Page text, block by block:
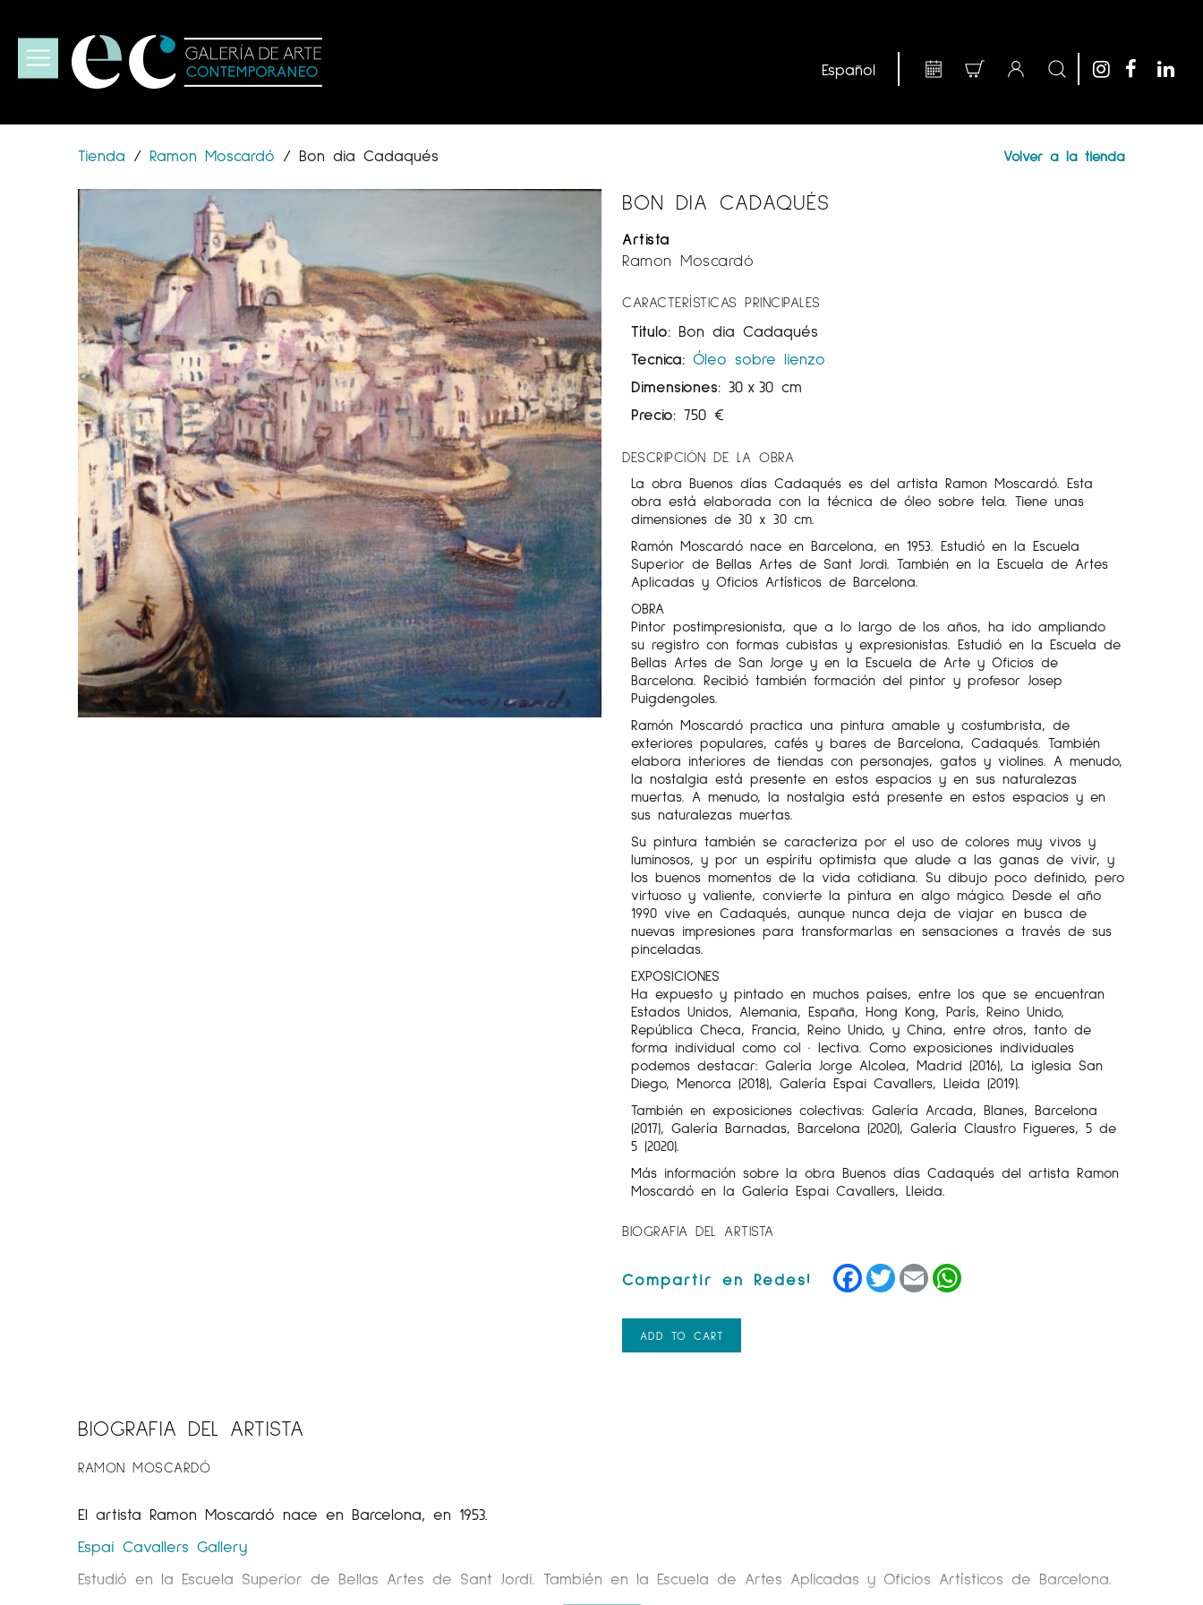
Tienda / Ramon Moscardó / Bon dia Cadaqués Volver a la tienda
BON DIA CADAQUÉS
Artista
Ramon Moscardó
CARACTERÍSTICAS PRINCIPALES
Título: Bon dia Cadaqués
Tecnica: Óleo sobre lienzo
Dimensiones: 30 x 30 cm
Precio: 750€
DESCRIPCIÓN DE LA OBRA
La obra Buenos días Cadaqués es del artista Ramon Moscardó. Esta
obra está elaborada con la técnica de óleo sobre tela. Tiene unas
dimensiones de 30 x 30 cm.
Ramón Moscardó nace en Barcelona, ​​en 1953. Estudió en la Escuela
Superior de Bellas Artes de Sant Jordi. También en la Escuela de Artes
Aplicadas y Oficios Artísticos de Barcelona.
OBRA
Pintor postimpresionista, que a lo largo de los años, ha ido ampliando
su registro con formas cubistas y expresionistas. Estudió en la Escuela de
Bellas Artes de San Jorge y en la Escuela de Arte y Oficios de
Barcelona. Recibió también formación del pintor y profesor Josep
Puigdengoles.
Ramón Moscardó practica una pintura amable y costumbrista, de
exteriores populares, cafés y bares de Barcelona, ​​Cadaqués. También
elabora interiores de tiendas con personajes, gatos y violines. A menudo,
la nostalgia está presente en estos espacios y en sus naturalezas
muertas. A menudo, la nostalgia está presente en estos espacios y en
sus naturalezas muertas.
Su pintura también se caracteriza por el uso de colores muy vivos y
luminosos, y por un espíritu optimista que alude a las ganas de vivir, y
los buenos momentos de la vida cotidiana. Su dibujo poco definido, pero
virtuoso y valiente, convierte la pintura en algo mágico. Desde el año
1990 vive en Cadaqués, aunque nunca deja de viajar en busca de
nuevas impresiones para transformarlas en sensaciones a través de sus
pinceladas.
EXPOSICIONES
Ha expuesto y pintado en muchos países, entre los que se encuentran
Estados Unidos, Alemania, España, Hong Kong, París, Reino Unido,
República Checa, Francia, Reino Unido, y China, entre otros, tanto de
forma individual como col · lectiva. Como exposiciones individuales
podemos destacar: Galería Jorge Alcolea, Madrid (2016), La iglesia San
Diego, Menorca (2018), Galería Espai Cavallers, Lleida (2019).
También en exposiciones colectivas: Galería Arcada, Blanes, Barcelona
(2017), Galería Barnadas, Barcelona (2020), Galería Claustro Figueres, 5 de
5 (2020).
Más información sobre la obra Buenos días Cadaqués del artista Ramon
Moscardó en la Galería Espai Cavallers, Lleida.
BIOGRAFIA DEL ARTISTA
Facebook
TwitterEmail
ADD TO CART
BIOGRAFIA DEL ARTISTA
RAMON MOSCARDÓ
El artista Ramon Moscardó nace en Barcelona, en 1953.
Espai Cavallers Gallery
Estudió en la Escuela Superior de Bellas Artes de Sant Jordi. También en la Escuela de Artes Aplicadas y Oficios Artísticos de Barcelona.